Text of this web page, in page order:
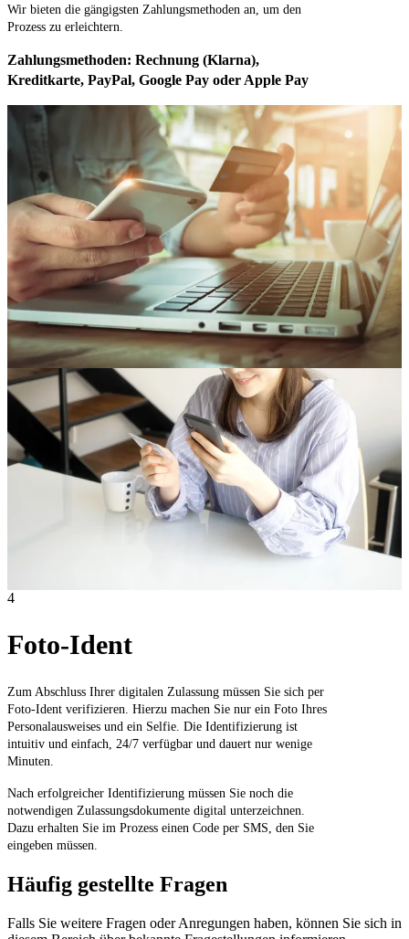
Wir bieten die gängigsten Zahlungsmethoden an, um den
Prozess zu erleichtern.
Zahlungsmethoden: Rechnung (Klarna),
Kreditkarte, PayPal, Google Pay oder Apple Pay
4
Foto-Ident
Zum Abschluss Ihrer digitalen Zulassung müssen Sie sich per
Foto-Ident verifizieren. Hierzu machen Sie nur ein Foto Ihres
Personalausweises und ein Selfie. Die Identifizierung ist
intuitiv und einfach, 24/7 verfügbar und dauert nur wenige
Minuten.
Nach erfolgreicher Identifizierung müssen Sie noch die
notwendigen Zulassungsdokumente digital unterzeichnen.
Dazu erhalten Sie im Prozess einen Code per SMS, den Sie
eingeben müssen.
Häufig gestellte Fragen
Falls Sie weitere Fragen oder Anregungen haben, können Sie sich in